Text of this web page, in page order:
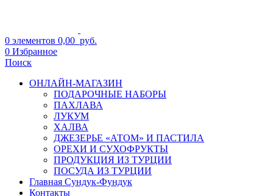
0 элементов 0,00 руб.
0 Избранное
Поиск
ОНЛАЙН-МАГАЗИН
ПОДАРОЧНЫЕ НАБОРЫ
ПАХЛАВА
ЛУКУМ
ХАЛВА
ДЖЕЗЕРЬЕ «АТОМ» И ПАСТИЛА
ОРЕХИ И СУХОФРУКТЫ
ПРОДУКЦИЯ ИЗ ТУРЦИИ
ПОСУДА ИЗ ТУРЦИИ
Главная Сундук-Фундук
Контакты